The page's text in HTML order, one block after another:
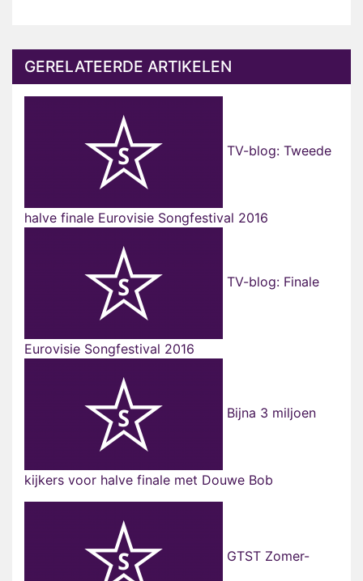
GERELATEERDE ARTIKELEN
TV-blog: Tweede
halve finale Eurovisie Songfestival 2016
TV-blog: Finale
Eurovisie Songfestival 2016
Bijna 3 miljoen
kijkers voor halve finale met Douwe Bob
GTST Zomer-